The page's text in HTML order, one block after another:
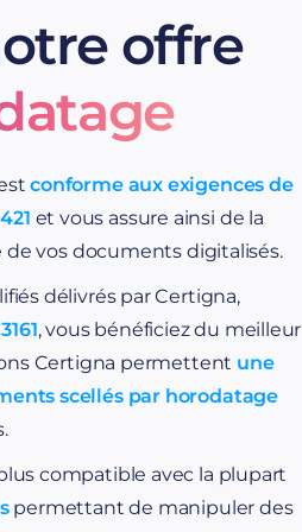
offre
conforme aux exigences de
et vous assure ainsi de la
vos documents digitalisés.
délivrés par Certigna,
, vous bénéficiez du meilleur
Certigna permettent une
scellés par horodatage
compatible avec la plupart
permettant de manipuler des